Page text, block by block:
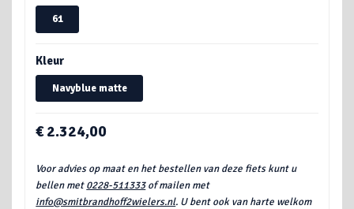
61
Kleur
Navyblue matte
€ 2.324,00
Voor advies op maat en het bestellen van deze fiets kunt u
bellen met0228-511333of mailen met
info@smitbrandhoff2wielers.nl. U bent ook van harte welkom